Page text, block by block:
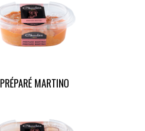
PRÉPARÉ MARTINO